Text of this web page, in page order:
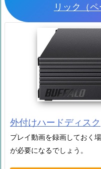
リック（
外付けハードディスク
プレイ動画を録画しておく
が必要になるでしょう。